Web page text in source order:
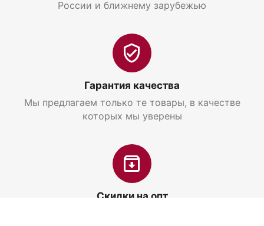
России и ближнему зарубежью
Гарантия качества
Мы предлагаем только те товары, в качестве
которых мы уверены
Скидки на опт